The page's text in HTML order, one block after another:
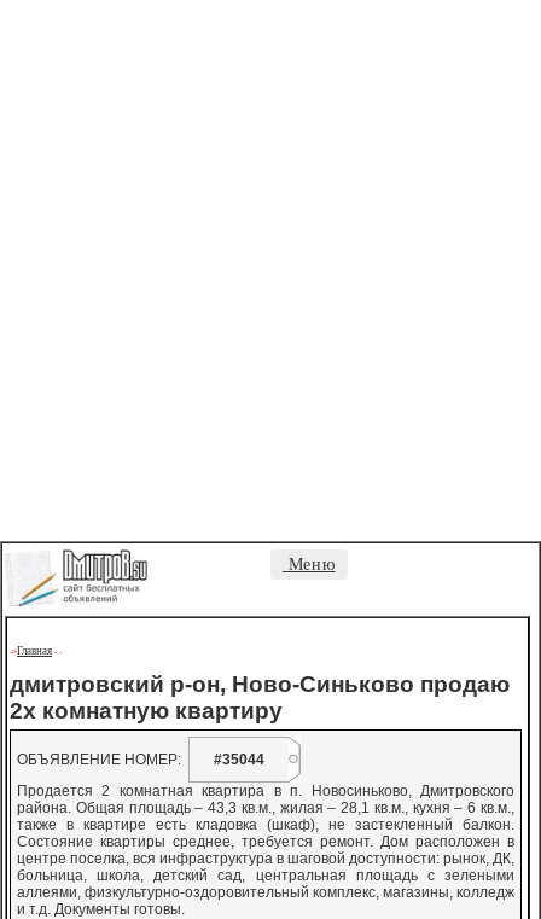
Меню
->Главная - -
дмитровский р-он, Ново-Синьково продаю
2х комнатную квартиру
ОБЪЯВЛЕНИЕ НОМЕР:
#35044
Продается 2 комнатная квартира в п. Новосиньково, Дмитровского
района. Общая площадь – 43,3 кв.м., жилая – 28,1 кв.м., кухня – 6 кв.м.,
также в квартире есть кладовка (шкаф), не застекленный балкон.
Состояние квартиры среднее, требуется ремонт. Дом расположен в
центре поселка, вся инфраструктура в шаговой доступности: рынок, ДК,
больница, школа, детский сад, центральная площадь с зелеными
аллеями, физкультурно-оздоровительный комплекс, магазины, колледж
и т.д. Документы готовы.